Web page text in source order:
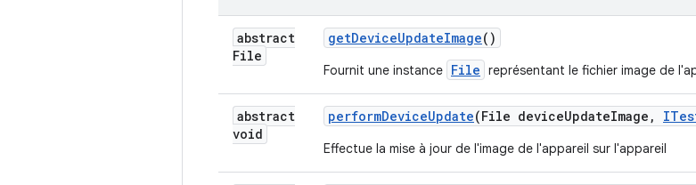
abstract
File
getDeviceUpdateImage()
Fournit une instance File représentant le fichier image de
abstract
void
performDeviceUpdate(File deviceUpdateImage ,
Effectue la mise à jour de l'image de l'appareil sur l'appareil